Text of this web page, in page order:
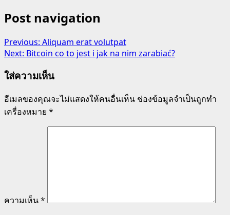
Post navigation
Previous: Aliquam erat volutpat
Next: Bitcoin co to jest i jak na nim zarabiać?
ใส่ความเห็น
อีเมลของคุณจะไม่แสดงให้คนอื่นเห็น ช่องข้อมูลจำเป็นถูกทำ
เครื่องหมาย *
ความเห็น*